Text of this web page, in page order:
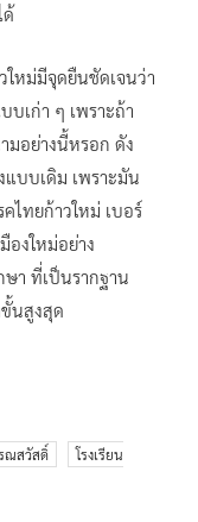
ด้
ใหม่มีจุดยืนชัดเจนว่า
บเก่า ๆ เพราะถ้า
มอย่างนี้หรอก ดัง
แบบเดิม เพราะมัน
ไทยก้าวใหม่ เบอร์
องใหม่อย่าง
า ที่เป็นรากฐาน
นสูงสุด
ณสวัสดิ์
โรงเรียน